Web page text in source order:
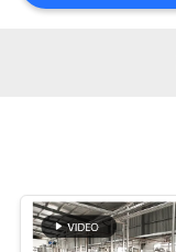
達
て